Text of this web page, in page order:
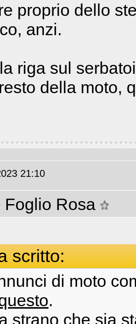
proprio dello
anzi.
riga sul
della moto,
21:10
Foglio Rosa
scritto:
di moto
.
strano che sia